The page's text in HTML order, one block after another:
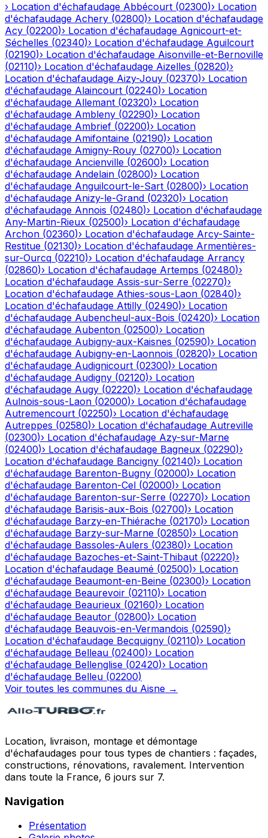
› Location d'échafaudage Abbécourt (02300)› Location
d'échafaudage Achery (02800)› Location d'échafaudage
Acy (02200)› Location d'échafaudage Agnicourt-et-
Séchelles (02340)› Location d'échafaudage Aguilcourt
(02190)› Location d'échafaudage Aisonville-et-Bernoville
(02110)› Location d'échafaudage Aizelles (02820)›
Location d'échafaudage Aizy-Jouy (02370)› Location
d'échafaudage Alaincourt (02240)› Location
d'échafaudage Allemant (02320)› Location
d'échafaudage Ambleny (02290)› Location
d'échafaudage Ambrief (02200)› Location
d'échafaudage Amifontaine (02190)› Location
d'échafaudage Amigny-Rouy (02700)› Location
d'échafaudage Ancienville (02600)› Location
d'échafaudage Andelain (02800)› Location
d'échafaudage Anguilcourt-le-Sart (02800)› Location
d'échafaudage Anizy-le-Grand (02320)› Location
d'échafaudage Annois (02480)› Location d'échafaudage
Any-Martin-Rieux (02500)› Location d'échafaudage
Archon (02360)› Location d'échafaudage Arcy-Sainte-
Restitue (02130)› Location d'échafaudage Armentières-
sur-Ourcq (02210)› Location d'échafaudage Arrancy
(02860)› Location d'échafaudage Artemps (02480)›
Location d'échafaudage Assis-sur-Serre (02270)›
Location d'échafaudage Athies-sous-Laon (02840)›
Location d'échafaudage Attilly (02490)› Location
d'échafaudage Aubencheul-aux-Bois (02420)› Location
d'échafaudage Aubenton (02500)› Location
d'échafaudage Aubigny-aux-Kaisnes (02590)› Location
d'échafaudage Aubigny-en-Laonnois (02820)› Location
d'échafaudage Audignicourt (02300)› Location
d'échafaudage Audigny (02120)› Location
d'échafaudage Augy (02220)› Location d'échafaudage
Aulnois-sous-Laon (02000)› Location d'échafaudage
Autremencourt (02250)› Location d'échafaudage
Autreppes (02580)› Location d'échafaudage Autreville
(02300)› Location d'échafaudage Azy-sur-Marne
(02400)› Location d'échafaudage Bagneux (02290)›
Location d'échafaudage Bancigny (02140)› Location
d'échafaudage Barenton-Bugny (02000)› Location
d'échafaudage Barenton-Cel (02000)› Location
d'échafaudage Barenton-sur-Serre (02270)› Location
d'échafaudage Barisis-aux-Bois (02700)› Location
d'échafaudage Barzy-en-Thiérache (02170)› Location
d'échafaudage Barzy-sur-Marne (02850)› Location
d'échafaudage Bassoles-Aulers (02380)› Location
d'échafaudage Bazoches-et-Saint-Thibaut (02220)›
Location d'échafaudage Beaumé (02500)› Location
d'échafaudage Beaumont-en-Beine (02300)› Location
d'échafaudage Beaurevoir (02110)› Location
d'échafaudage Beaurieux (02160)› Location
d'échafaudage Beautor (02800)› Location
d'échafaudage Beauvois-en-Vermandois (02590)›
Location d'échafaudage Becquigny (02110)› Location
d'échafaudage Belleau (02400)› Location
d'échafaudage Bellenglise (02420)› Location
d'échafaudage Belleu (02200)
Voir toutes les communes du Aisne →
Location, livraison, montage et démontage
d'échafaudages pour tous types de chantiers : façades,
constructions, rénovations, ravalement. Intervention
dans toute la France, 6 jours sur 7.
Navigation
Présentation